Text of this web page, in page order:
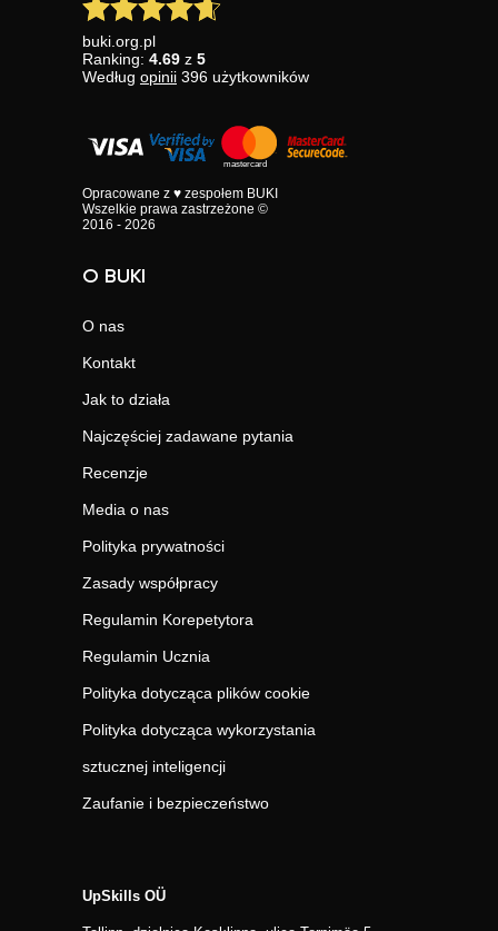
buki.org.pl
Ranking: 4.69 z 5
Według opinii 396 użytkowników
Opracowane z ♥ zespołem BUKI
Wszelkie prawa zastrzeżone ©
2016 - 2026
O BUKI
O nas
Kontakt
Jak to działa
Najczęściej zadawane pytania
Recenzje
Media o nas
Polityka prywatności
Zasady współpracy
Regulamin Korepetytora
Regulamin Ucznia
Polityka dotycząca plików cookie
Polityka dotycząca wykorzystania
sztucznej inteligencji
Zaufanie i bezpieczeństwo
UpSkills OÜ